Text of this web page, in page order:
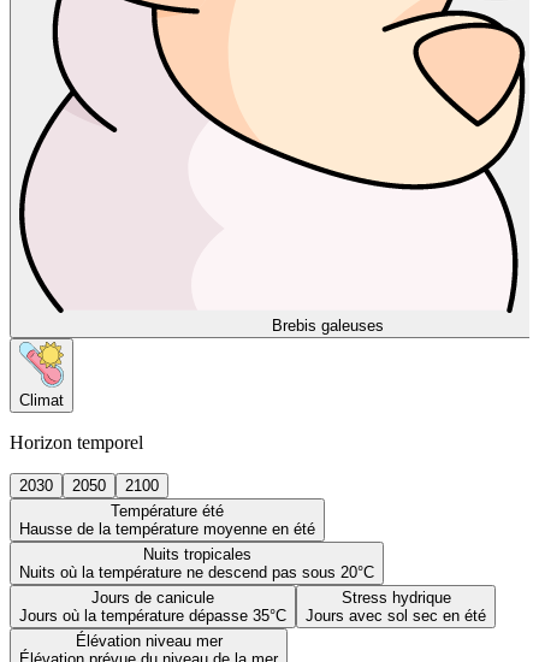
Brebis galeuses
Climat
Horizon temporel
2030 2050
2100
Température été
Hausse de la température moyenne en été
Nuits tropicales
Nuits où la température ne descend pas sous 20°C
Jours de canicule
Jours où la température dépasse 35°C
Stress hydrique
Jours avec sol sec en été
Élévation niveau mer